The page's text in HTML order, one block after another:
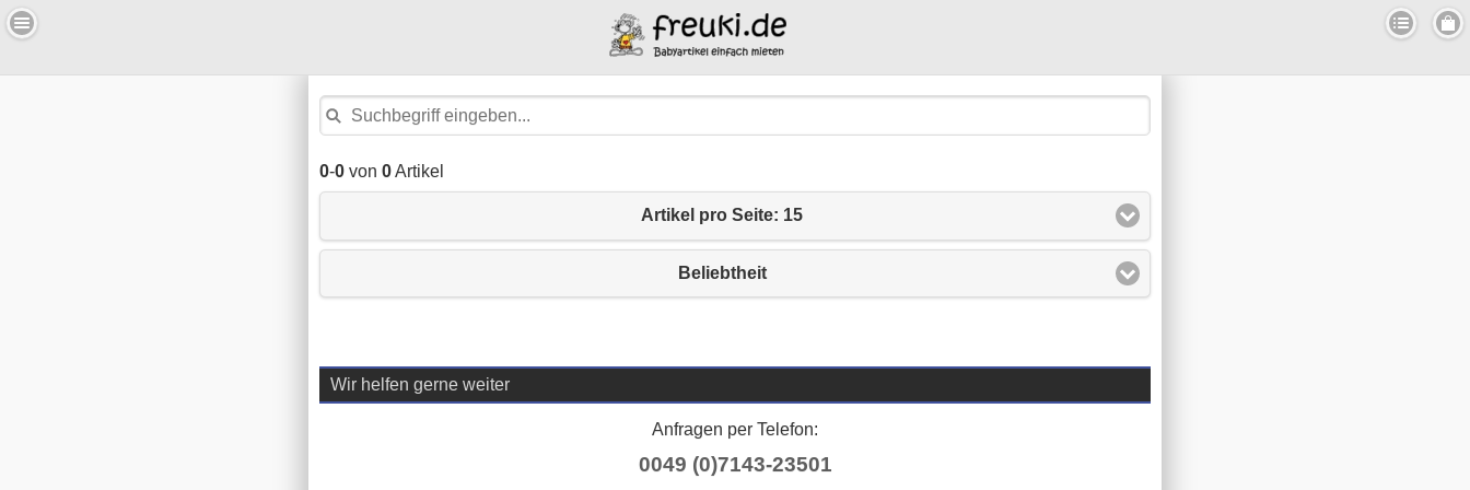
0-0 von 0Artikel
Artikel pro Seite: 15
Beliebtheit
Wir helfen gerne weiter
Anfragen per Telefon:
0049 (0)7143-23501